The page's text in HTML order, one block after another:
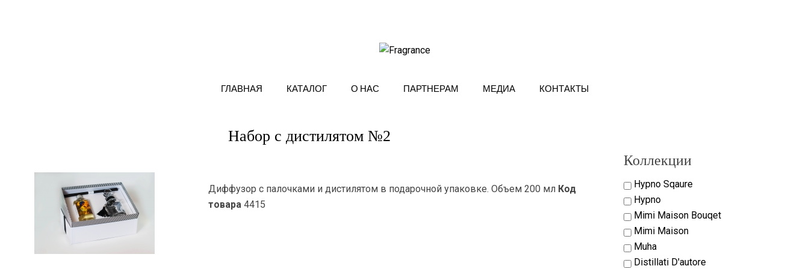
ГЛАВНАЯ КАТАЛОГ О НАС ПАРТНЕРАМ МЕДИА КОНТАКТЫ
Набор с дистилятом №2
Диффузор с палочками и дистилятом в подарочной упаковке. Объем 200 мл Код
товара 4415
Коллекции
Hypno Sqaure
Hypno
Mimi Maison Bouqet
Mimi Maison
Muha
Distillati D'autore